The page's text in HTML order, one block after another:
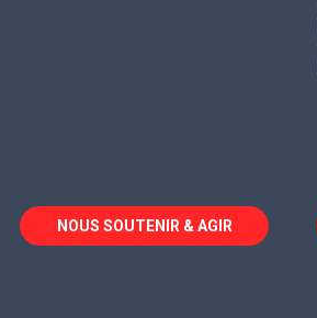
NOUS SOUTENIR & AGIR